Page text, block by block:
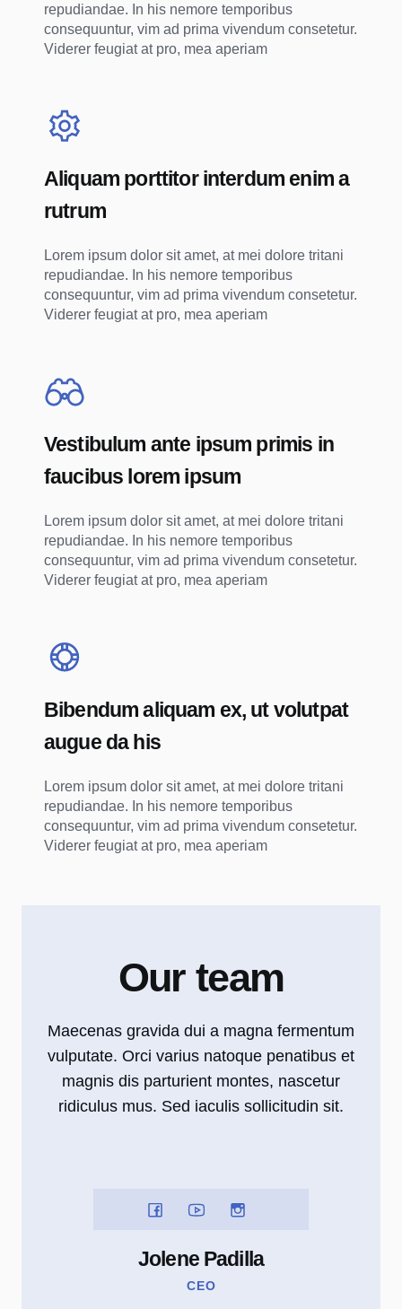
repudiandae. In his nemore temporibus
consequuntur, vim ad prima vivendum consetetur.
Viderer feugiat at pro, mea aperiam
Aliquam porttitor interdum enim a
rutrum
Lorem ipsum dolor sit amet, at mei dolore tritani
repudiandae. In his nemore temporibus
consequuntur, vim ad prima vivendum consetetur.
Viderer feugiat at pro, mea aperiam
Vestibulum ante ipsum primis in
faucibus lorem ipsum
Lorem ipsum dolor sit amet, at mei dolore tritani
repudiandae. In his nemore temporibus
consequuntur, vim ad prima vivendum consetetur.
Viderer feugiat at pro, mea aperiam
Bibendum aliquam ex, ut volutpat
augue da his
Lorem ipsum dolor sit amet, at mei dolore tritani
repudiandae. In his nemore temporibus
consequuntur, vim ad prima vivendum consetetur.
Viderer feugiat at pro, mea aperiam
Our team
Maecenas gravida dui a magna fermentum
vulputate. Orci varius natoque penatibus et
magnis dis parturient montes, nascetur
ridiculus mus. Sed iaculis sollicitudin sit.
Jolene Padilla
CEO